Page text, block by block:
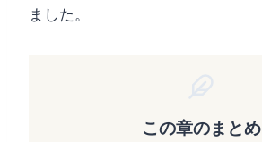
ました。
この章のまとめ